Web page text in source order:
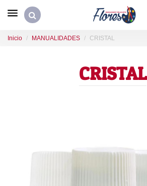
Inicio MANUALIDADES CRISTAL
CRISTAL